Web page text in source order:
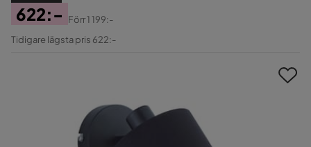
Pris
622:-
Original
Förr1 199:-
Tidigare lägsta pris 622:-